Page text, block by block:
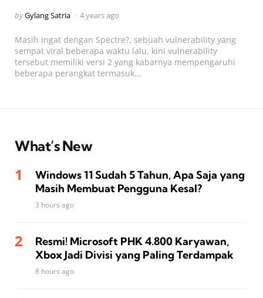
Posted
byGylang Satria 4 years ago
Masih ingat dengan Spectre?, sebuah vulnerability yang
sempat viral beberapa waktu lalu, kini vulnerability
tersebut memiliki versi 2 yang kabarnya mempengaruhi
beberapa perangkat termasuk...
What’s New
Windows 11 Sudah 5 Tahun, Apa Saja yang
Masih Membuat Pengguna Kesal?
3 hours ago
Resmi! Microsoft PHK 4.800 Karyawan,
Xbox Jadi Divisi yang Paling Terdampak
8 hours ago